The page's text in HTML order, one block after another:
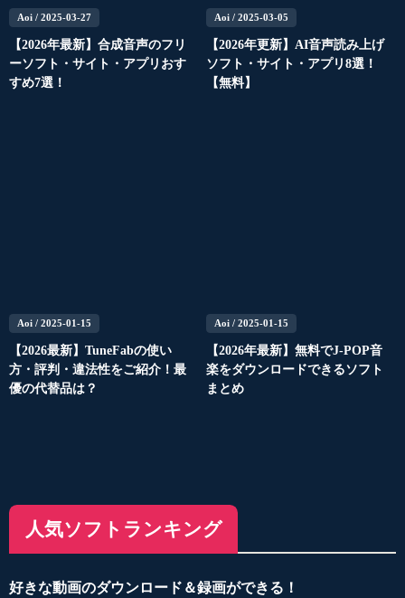
Aoi / 2025-03-27
【2026年最新】合成音声のフリ
ーソフト・サイト・アプリおす
すめ7選！
Aoi/ 2025-03-05
【2026年更新】AI音声読み上げ
ソフト・サイト・アプリ8選！
【無料】
Aoi / 2025-01-15
【2026最新】TuneFabの使い
方・評判・違法性をご紹介！最
優の代替品は？
Aoi/ 2025-01-15
【2026年最新】無料でJ-POP音
楽をダウンロードできるソフト
まとめ
人気ソフトランキング
好きな動画のダウンロード＆録画ができる！